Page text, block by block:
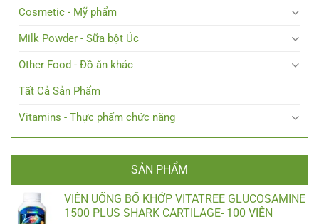
Cosmetic - Mỹ phẩm
Milk Powder - Sữa bột Úc
Other Food - Đồ ăn khác
Tất Cả Sản Phẩm
Vitamins - Thực phẩm chức năng
SẢN PHẨM
VIÊN UỐNG BỔ KHỚP VITATREE GLUCOSAMINE
1500 PLUS SHARK CARTILAGE- 100 VIÊN